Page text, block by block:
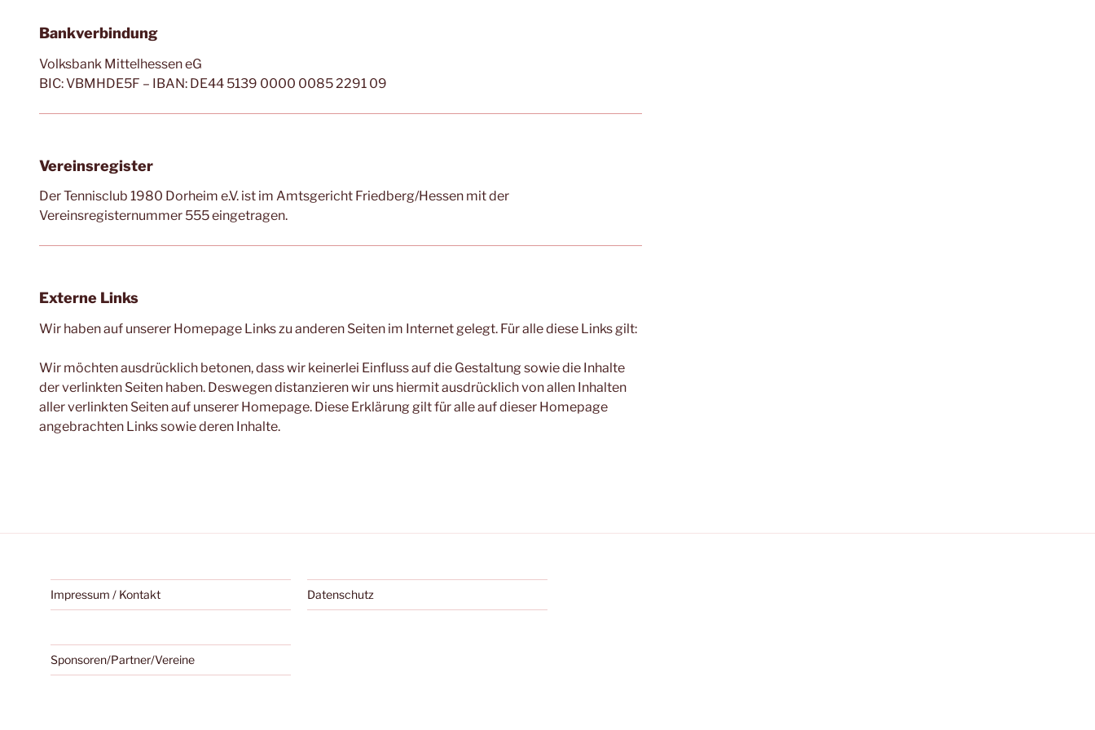
Bankverbindung
Volksbank Mittelhessen eG
BIC: VBMHDE5F – IBAN: DE44 5139 0000 0085 2291 09
Vereinsregister
Der Tennisclub 1980 Dorheim e.V. ist im Amtsgericht Friedberg/Hessen mit der
Vereinsregisternummer 555 eingetragen.
Externe Links
Wir haben auf unserer Homepage Links zu anderen Seiten im Internet gelegt. Für alle diese Links gilt:
Wir möchten ausdrücklich betonen, dass wir keinerlei Einfluss auf die Gestaltung sowie die Inhalte
der verlinkten Seiten haben. Deswegen distanzieren wir uns hiermit ausdrücklich von allen Inhalten
aller verlinkten Seiten auf unserer Homepage. Diese Erklärung gilt für alle auf dieser Homepage
angebrachten Links sowie deren Inhalte.
Impressum / Kontakt
Sponsoren/Partner/Vereine
Datenschutz